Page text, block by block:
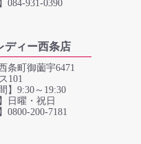
084-931-0390
ディー西条店
条町御薗宇6471
101
】9:30～19:30
日曜・祝日
0800-200-7181